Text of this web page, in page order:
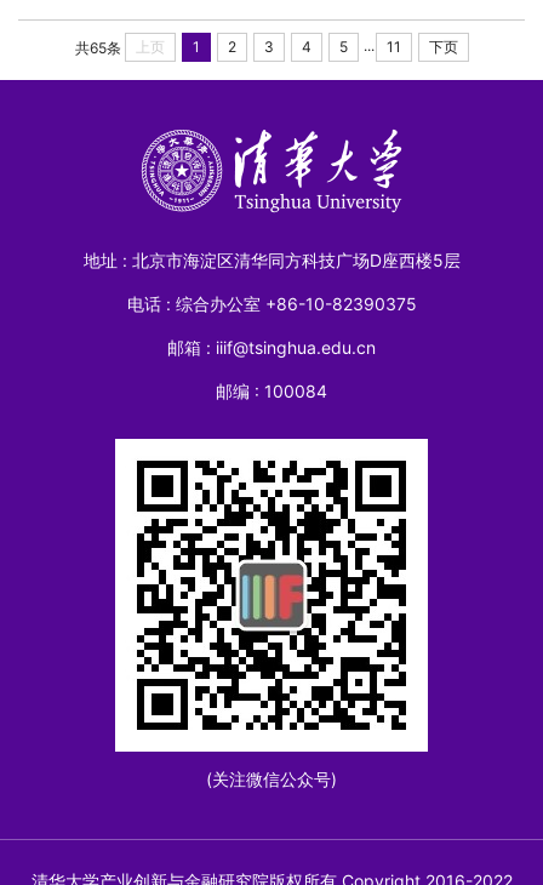
00511231，全校通识选修课学分：1学分选课
对象：仅限清华大学正式注册的本科、硕士、
政商等各界名人名家，以论坛的形式与校内师
人文与社会等多维度主题，注重思想的碰撞与
交流，旨在传递人文精神，启迪人生智慧，紧
扣时代脉搏，引领青年思想。图文｜李巷 陈嘉
共65条 上页 1 2 3 4 5 ... 11 下页
地址 : 北京市海淀区清华同方科技广场D座西楼5层
电话 : 综合办公室 +86-10-82390375
邮箱 : iiif@tsinghua.edu.cn
邮编 : 100084
(关注微信公众号)
清华大学产业创新与金融研究院版权所有 Copyright 2016-2022